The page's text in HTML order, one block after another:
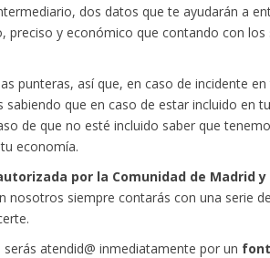
dos datos que te ayudarán a
preciso y económico que contando con los
punteras, así que, en caso de incidente
que en caso de estar incluido en
de que no esté incluido saber que
economía.
por la Comunidad de Madrid
nosotros siempre contarás con una serie
atendid@ inmediatamente por un